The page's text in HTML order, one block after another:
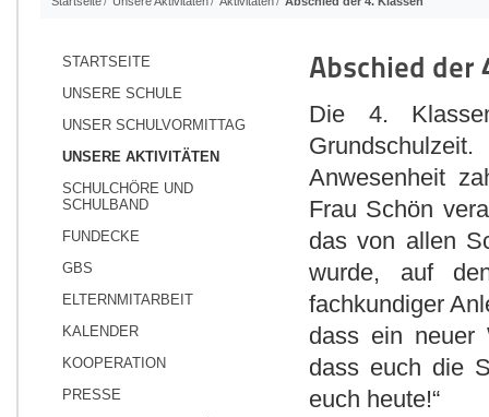
STARTSEITE
UNSERE SCHULE
UNSER SCHULVORMITTAG
UNSERE AKTIVITÄTEN
SCHULCHÖRE UND
SCHULBAND
FUNDECKE
GBS
ELTERNMITARBEIT
KALENDER
KOOPERATION
PRESSE
Abschied der
Die 4.
Anwesenheit
Frau Schön
das von allen
wurde, auf
fachkundiger
dass ein neuer
dass euch die
euch heute!“